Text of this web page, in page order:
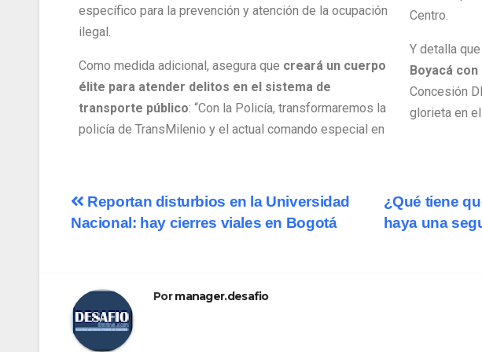
específico para la prevención y atención de la ocupación
ilegal.
Como medida adicional, asegura que creará un cuerpo
élite para atender delitos en el sistema de
transporte público: “Con la Policía, transformaremos la
policía de TransMilenio y el actual comando especial en
Centro.
Y detalla
Boyacá
Concesión
glorieta en
¿Qué tiene
haya una
Reportan disturbios en la Universidad
Nacional: hay cierres viales en Bogotá
Pormanager.desafio